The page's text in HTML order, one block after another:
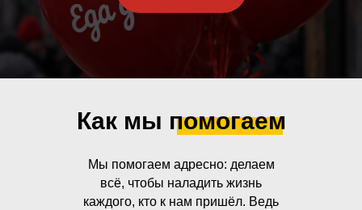
Как мы помогаем
Мы помогаем адресно: делаем
всё, чтобы наладить жизнь
каждого, кто к нам пришёл. Ведь